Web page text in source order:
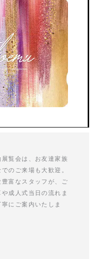
展覧会は、お友達家族
でのご来場も大歓迎。
豊富なスタッフが、ご
や成人式当日の流れま
寧にご案内いたしま